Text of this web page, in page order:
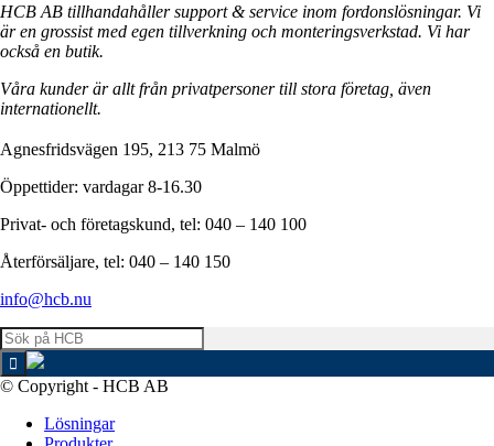
HCB AB tillhandahåller support & service inom fordonslösningar. Vi
är en grossist med egen tillverkning och monteringsverkstad. Vi har
också en butik.
Våra kunder är allt från privatpersoner till stora företag, även
internationellt.
Agnesfridsvägen 195, 213 75 Malmö
Öppettider: vardagar 8-16.30
Privat- och företagskund, tel: 040 – 140 100
Återförsäljare, tel: 040 – 140 150
info@hcb.nu
© Copyright - HCB AB
Lösningar